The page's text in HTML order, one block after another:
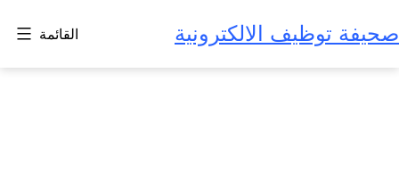
إلى
المحتوى
صحيفة توظيف الالكترونية القائمة